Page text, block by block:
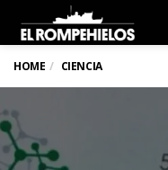
HOME CIENCIA